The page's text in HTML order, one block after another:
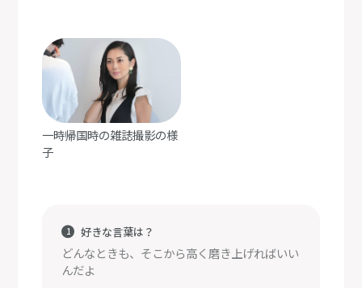
一時帰国時の雑誌撮影の様
子
好きな言葉は？
どんなときも、そこから高く磨き上げればいい
んだよ